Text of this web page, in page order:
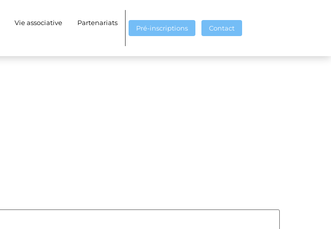
Vie associative Partenariats
Pré-inscriptions Contact